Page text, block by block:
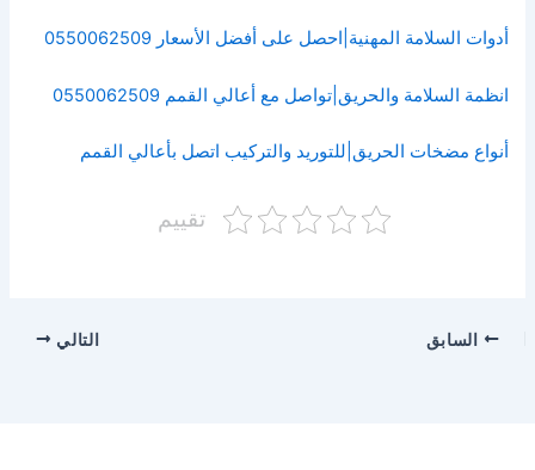
أدوات السلامة المهنية|احصل على أفضل الأسعار 0550062509
انظمة السلامة والحريق|تواصل مع أعالي القمم 0550062509
أنواع مضخات الحريق|للتوريد والتركيب اتصل بأعالي القمم
تقييم
السابق التالي